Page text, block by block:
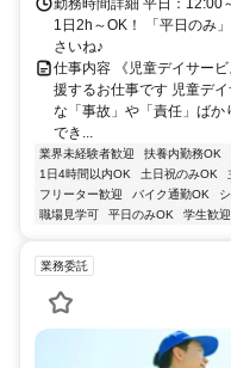
1日2h～OK！ 「平日のみ
さいね♪
仕事内容 《児童デイサー
援するお仕事です 児童デ
な「事故」や「責任」ば
でき...
業界未経験者歓迎 扶養内勤務OK
1日4時間以内OK
土日祝のみOK
フリーター歓迎
バイク通勤OK
職場見学可
平日のみOK 学生歓迎
業務委託